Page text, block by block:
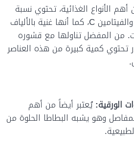
الأنواع الغذائية، تحتوي نسبة
والفيتامينC، كما أنها غنية بالألياف
من المفضل تناولها مع قشوره
تحتوي كمية كبيرة من هذه العناصر
الورقية:يُعتبر أيضاً من أهم
للمفاصل وهو يشبه البطاطا الحلوة من